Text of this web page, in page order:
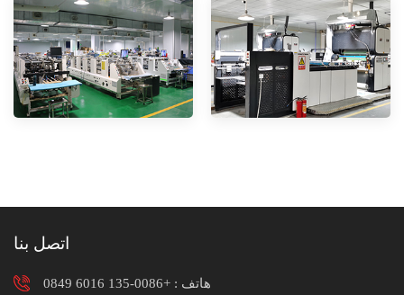
اتصل بنا
هاتف : +0086-135 6016 0849